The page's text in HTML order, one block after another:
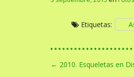
Etiquetas:
N
← 2010. Esqueletas en